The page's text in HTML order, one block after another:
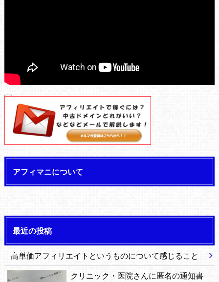
00:00
00:00
04:34
アフィマニについて
最近の投稿
高単価アフィリエイトというものについて感じること
クリニック・医院さんに匿名の通知書